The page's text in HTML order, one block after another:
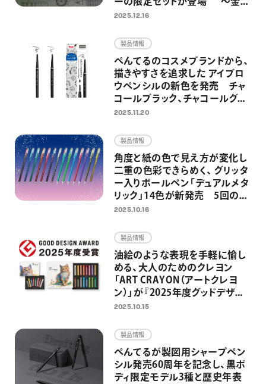
製の替芯ケースとホルダー式消
～
2025.12.16
製品情報
ぺんてるのコスメブランドから、
描きやすさを追求した アイブロ
ウペンシルの新色を発売 チャ
コールブラック、チャコールグレ
ーの2色を追加し、全5色展開に
2025.11.20
製品情報
角度と紙の色で見え方が変化し
二重の色彩できらめく、 グリッタ
ー入りボールペン「デュアルメタ
リック」14色が新発売 5回の限
定発売を経て、待望の定番化 ノ
グリッターインキが華やかに彩
る
2025.10.16
製品情報
油絵のような表現を手軽に愉し
める、大人のためのクレヨン
「ART CRAYON（アートクレヨ
ン）」が『2025年度グッドデザイ
ン賞』を受賞
2025.10.15
製品情報
ぺんてるが製図用シャープペン
シル発売60周年を記念し、黒ボ
ディ限定モデル3種と歴史年表